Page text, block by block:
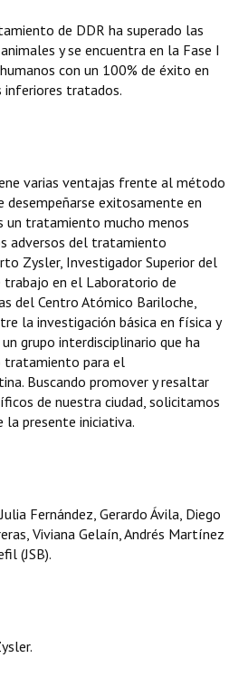
de DDR ha superado las
y se encuentra en la Fase I
con un 100% de éxito en
inferiores tratados.
varias ventajas frente al método
desempeñarse exitosamente en
un tratamiento mucho menos
adversos del tratamiento
Zysler, Investigador Superior del
trabajo en el Laboratorio de
del Centro Atómico Bariloche,
la investigación básica en física y
grupo interdisciplinario que ha
tratamiento para el
Buscando promover y resaltar
de nuestra ciudad, solicitamos
la presente iniciativa.
Fernández, Gerardo Ávila, Diego
Viviana Gelaín, Andrés Martínez
(JSB).